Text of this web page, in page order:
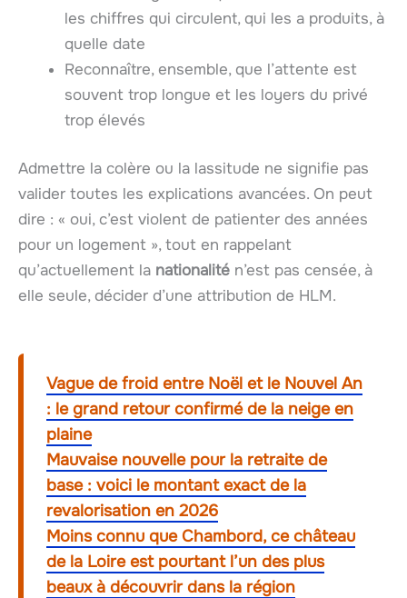
les chiffres qui circulent, qui les a produits, à
quelle date
Reconnaître, ensemble, que l’attente est
souvent trop longue et les loyers du privé
trop élevés
Admettre la colère ou la lassitude ne signifie pas
valider toutes les explications avancées. On peut
dire : « oui, c’est violent de patienter des années
pour un logement », tout en rappelant
qu’actuellement la nationalité n’est pas censée, à
elle seule, décider d’une attribution de HLM.
Vague de froid entre Noël et le Nouvel An
: le grand retour confirmé de la neige en
plaine
Mauvaise nouvelle pour la retraite de
base : voici le montant exact de la
revalorisation en 2026
Moins connu que Chambord, ce château
de la Loire est pourtant l’un des plus
beaux à découvrir dans la région